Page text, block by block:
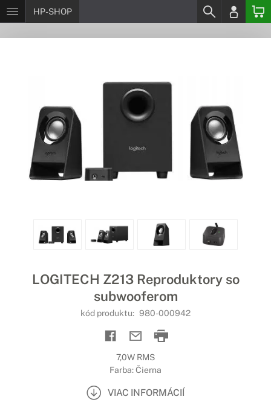
HP-SHOP
LOGITECH Z213 Reproduktory so
subwooferom
kód produktu: 980-000942
7,0W RMS
Farba: Čierna
VIAC INFORMÁCIÍ